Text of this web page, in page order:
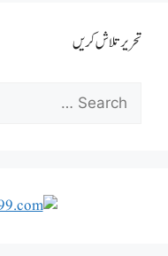
تحریر تلاش کریں